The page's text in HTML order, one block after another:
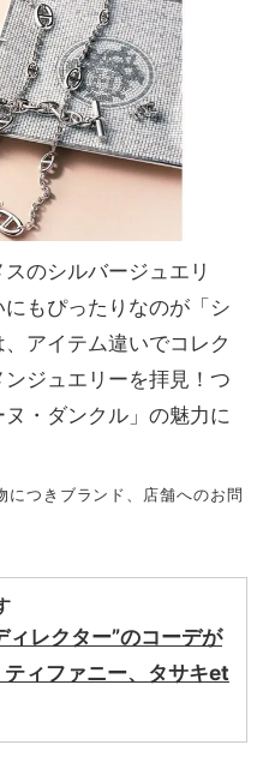
のシルバージュエリ
もぴったりなのが「シ
アイテム違いでコレク
ジュエリーを拝見！つ
・ダンクル」の魅力に
につきブランド、店舗へのお問
ィレクター”のコーデが
ィファニー、タサキet